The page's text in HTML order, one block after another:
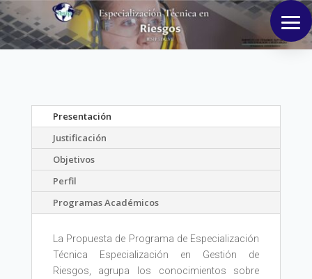
Presentación
Justificación
Objetivos
Perfil
Programas Académicos
La Propuesta de Programa de Especialización
Técnica Especialización en Gestión de
Riesgos, agrupa los conocimientos sobre